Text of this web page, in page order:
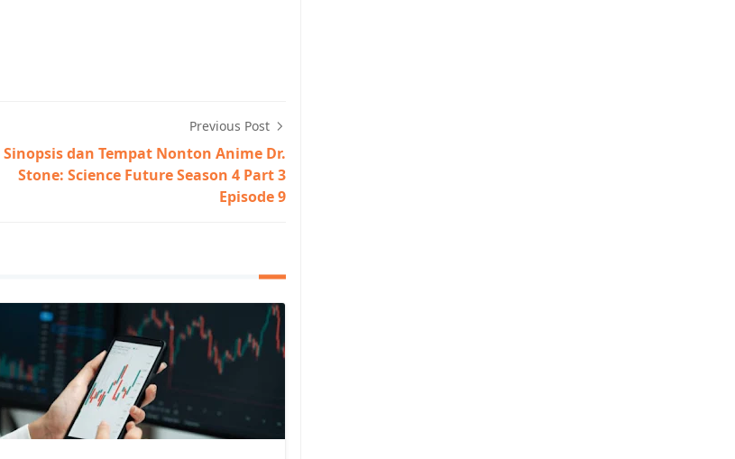
Previous Post
Sinopsis dan Tempat Nonton Anime Dr.
Stone: Science Future Season 4 Part 3
Episode 9